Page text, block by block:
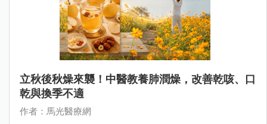
立秋後秋燥來襲！中醫教養肺潤燥，改善乾咳、口
乾與換季不適
作者：馬光醫療網